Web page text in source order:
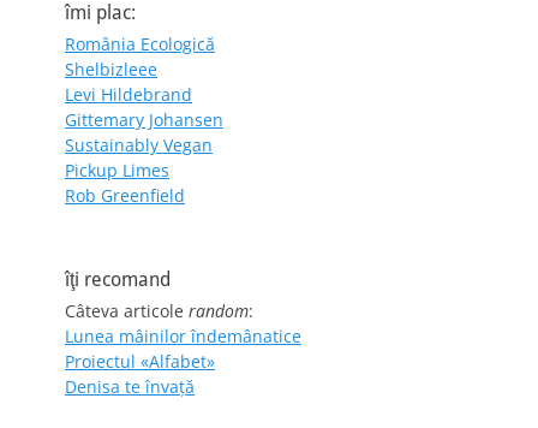
îmi plac:
România Ecologică
Shelbizleee
Levi Hildebrand
Gittemary Johansen
Sustainably Vegan
Pickup Limes
Rob Greenfield
îţi recomand
Câteva articole random:
Lunea mâinilor îndemânatice
Proiectul «Alfabet»
Denisa te învaţă